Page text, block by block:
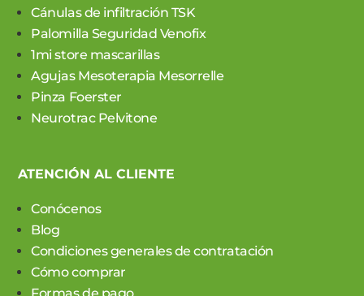
Cánulas de infiltración TSK
Palomilla Seguridad Venofix
1mi store mascarillas
Agujas Mesoterapia Mesorrelle
Pinza Foerster
Neurotrac Pelvitone
ATENCIÓN AL CLIENTE
Conócenos
Blog
Condiciones generales de contratación
Cómo comprar
Formas de pago